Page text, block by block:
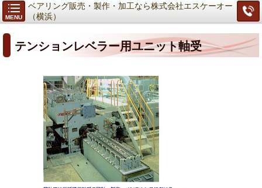
MENU
ベアリング販売・製作・加工なら株式会社エスケーオー
（横浜）
テンションレベラー用ユニット軸受